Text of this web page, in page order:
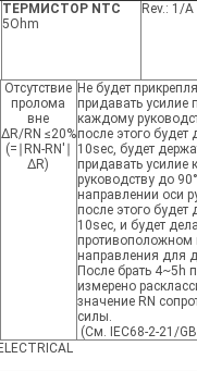
ТЕРМИСТОР NTC
5Ohm
Rev.: 1/A
Отсутствие
пролома
вне
ΔR/RN ≤20%
(=∣RN-RN'∣
ΔR)
Не будет
придавать усилие
каждому
после этого будет
10sec, будет
придавать усилие
руководству до
направлении оси
после этого будет
10sec, и будет
противоположном
направления для
После брать 4~5h
измерено
значение RN
силы.
(См. IEC68-2-21/